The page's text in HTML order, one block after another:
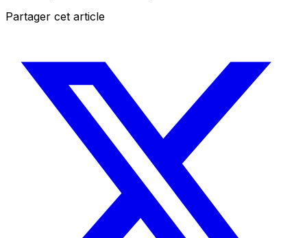
Partager cet article